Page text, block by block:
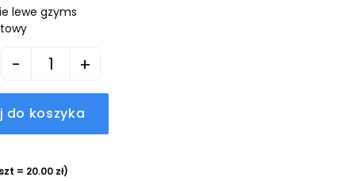
lewe gzyms
- +
do koszyka
= 20.00 zł)